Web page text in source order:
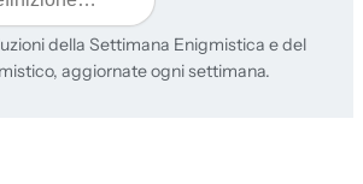
della Settimana Enigmistica e del
aggiornate ogni settimana.